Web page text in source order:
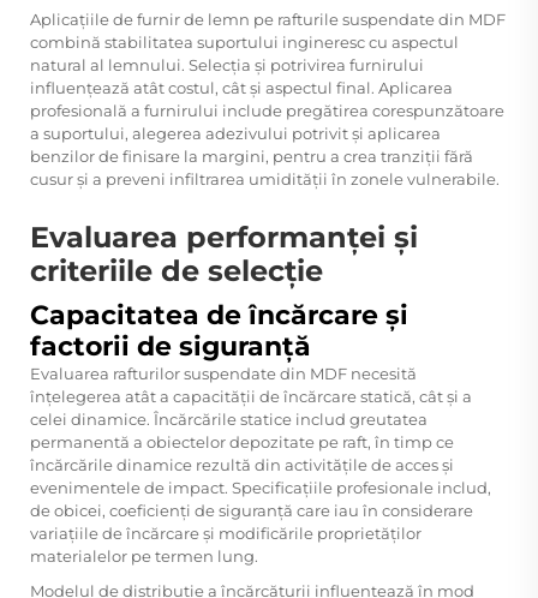
Aplicațiile de furnir de lemn pe rafturile suspendate din MDF
combină stabilitatea suportului ingineresc cu aspectul
natural al lemnului. Selecția și potrivirea furnirului
influențează atât costul, cât și aspectul final. Aplicarea
profesională a furnirului include pregătirea corespunzătoare
a suportului, alegerea adezivului potrivit și aplicarea
benzilor de finisare la margini, pentru a crea tranziții fără
cusur și a preveni infiltrarea umidității în zonele vulnerabile.
Evaluarea performanței și
criteriile de selecție
Capacitatea de încărcare și
factorii de siguranță
Evaluarea rafturilor suspendate din MDF necesită
înțelegerea atât a capacității de încărcare statică, cât și a
celei dinamice. Încărcările statice includ greutatea
permanentă a obiectelor depozitate pe raft, în timp ce
încărcările dinamice rezultă din activitățile de acces și
evenimentele de impact. Specificațiile profesionale includ,
de obicei, coeficienți de siguranță care iau în considerare
variațiile de încărcare și modificările proprietăților
materialelor pe termen lung.
Modelul de distribuție a încărcăturii influențează în mod